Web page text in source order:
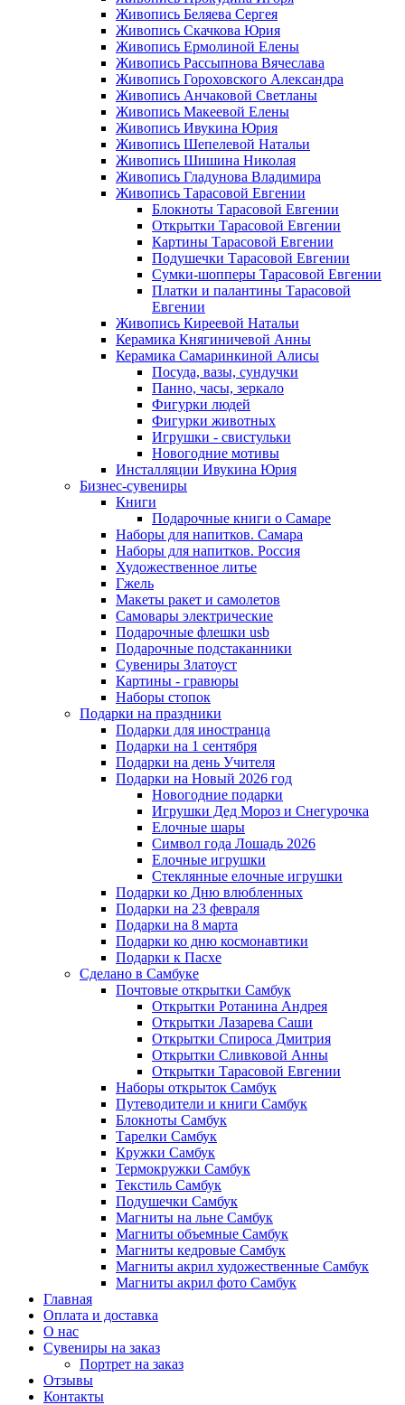
Живопись Беляева Сергея
Живопись Скачкова Юрия
Живопись Ермолиной Елены
Живопись Рассыпнова Вячеслава
Живопись Гороховского Александра
Живопись Анчаковой Светланы
Живопись Макеевой Елены
Живопись Ивукина Юрия
Живопись Шепелевой Натальи
Живопись Шишина Николая
Живопись Гладунова Владимира
Живопись Тарасовой Евгении
Блокноты Тарасовой Евгении
Открытки Тарасовой Евгении
Картины Тарасовой Евгении
Подушечки Тарасовой Евгении
Сумки-шопперы Тарасовой Евгении
Платки и палантины Тарасовой
Евгении
Живопись Киреевой Натальи
Керамика Княгиничевой Анны
Керамика Самаринкиной Алисы
Посуда, вазы, сундучки
Панно, часы, зеркало
Фигурки людей
Фигурки животных
Игрушки - свистульки
Новогодние мотивы
Инсталляции Ивукина Юрия
Бизнес-сувениры
Книги
Подарочные книги о Самаре
Наборы для напитков. Самара
Наборы для напитков. Россия
Художественное литье
Гжель
Макеты ракет и самолетов
Самовары электрические
Подарочные флешки usb
Подарочные подстаканники
Сувениры Златоуст
Картины - гравюры
Наборы стопок
Подарки на праздники
Подарки для иностранца
Подарки на 1 сентября
Подарки на день Учителя
Подарки на Новый 2026 год
Новогодние подарки
Игрушки Дед Мороз и Снегурочка
Елочные шары
Символ года Лошадь 2026
Елочные игрушки
Стеклянные елочные игрушки
Подарки ко Дню влюбленных
Подарки на 23 февраля
Подарки на 8 марта
Подарки ко дню космонавтики
Подарки к Пасхе
Сделано в Самбуке
Почтовые открытки Самбук
Открытки Ротанина Андрея
Открытки Лазарева Саши
Открытки Спироса Дмитрия
Открытки Сливковой Анны
Открытки Тарасовой Евгении
Наборы открыток Самбук
Путеводители и книги Самбук
Блокноты Самбук
Тарелки Самбук
Кружки Самбук
Термокружки Самбук
Текстиль Самбук
Подушечки Самбук
Магниты на льне Самбук
Магниты объемные Самбук
Магниты кедровые Самбук
Магниты акрил художественные Самбук
Магниты акрил фото Самбук
Главная
Оплата и доставка
О нас
Сувениры на заказ
Портрет на заказ
Отзывы
Контакты